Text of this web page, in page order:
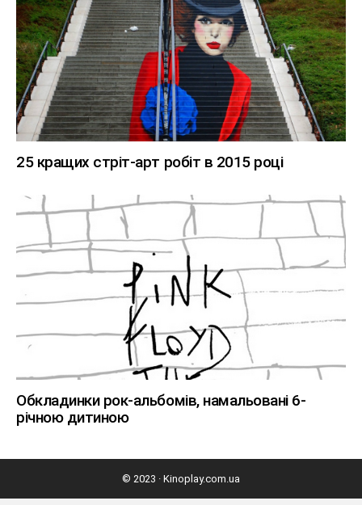
25 кращих стріт-арт робіт в 2015 році
Обкладинки рок-альбомів, намальовані 6-
річною дитиною
© 2023 · Kinoplay.com.ua